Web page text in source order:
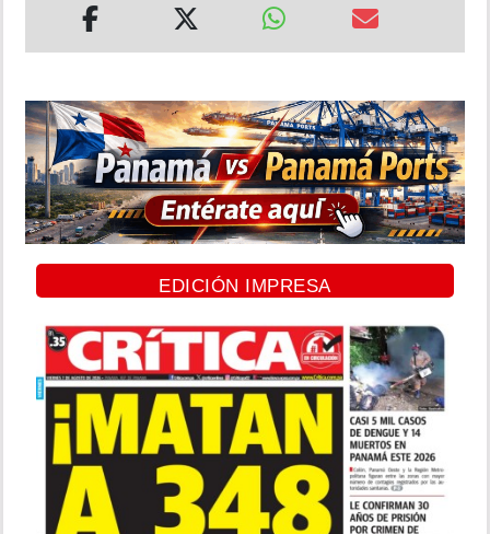
EDICIÓN IMPRESA